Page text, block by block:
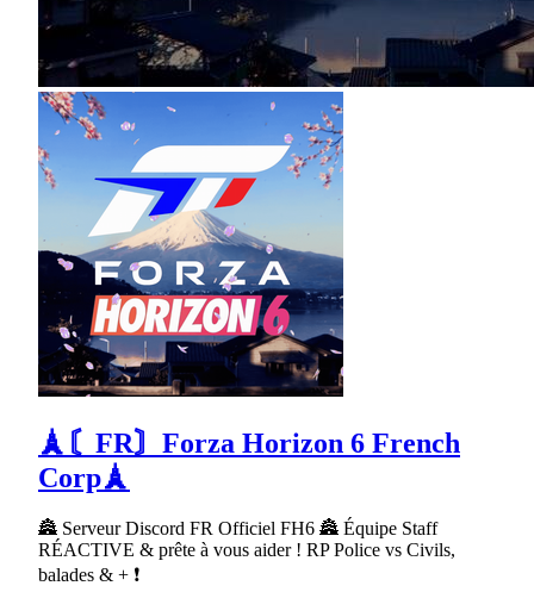
🗼〘FR〙Forza Horizon 6 French
Corp🗼
🏯 Serveur Discord FR Officiel FH6 🏯 Équipe Staff
RÉACTIVE & prête à vous aider ! RP Police vs Civils,
balades & + ❗